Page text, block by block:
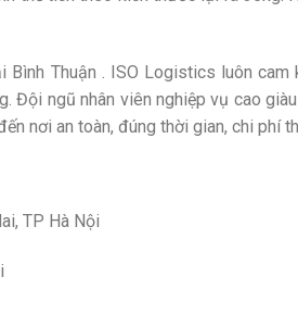
Bình Thuận . ISO Logistics luôn cam
Đội ngũ nhân viên nghiệp vụ cao
nơi an toàn, đúng thời gian, chi phí
TP Hà Nội